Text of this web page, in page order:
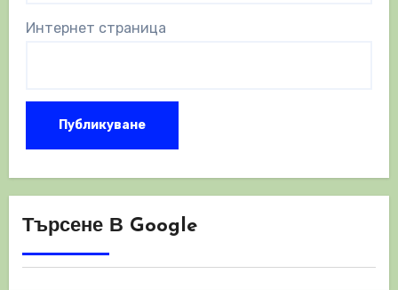
Интернет страница
Търсене В Google